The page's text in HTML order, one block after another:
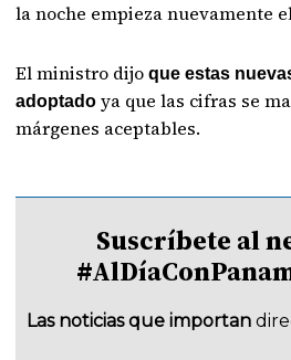
la noche empieza nuevamente
El ministro dijo que estas
adoptado ya que las cifras se
márgenes aceptables.
Suscríbete al
Las noticias que importan